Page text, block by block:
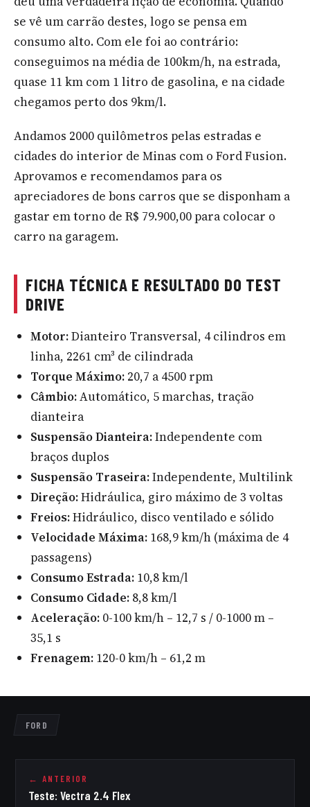
se vê um carrão destes, logo se pensa em
consumo alto. Com ele foi ao contrário:
conseguimos na média de 100km/h, na estrada,
quase 11 km com 1 litro de gasolina, e na cidade
chegamos perto dos 9km/l.
Andamos 2000 quilômetros pelas estradas e
cidades do interior de Minas com o Ford Fusion.
Aprovamos e recomendamos para os
apreciadores de bons carros que se disponham a
gastar em torno de R$ 79.900,00 para colocar o
carro na garagem.
FICHA TÉCNICA E RESULTADO DO TEST
DRIVE
Motor:Dianteiro Transversal, 4 cilindros em
linha, 2261 cm³ de cilindrada
Torque Máximo:20,7 a 4500 rpm
Câmbio:Automático, 5 marchas, tração
dianteira
Suspensão Dianteira:Independente com
braços duplos
Suspensão Traseira:Independente, Multilink
Direção:Hidráulica, giro máximo de 3 voltas
Freios:Hidráulico, disco ventilado e sólido
Velocidade Máxima:168,9 km/h (máxima de 4
passagens)
Consumo Estrada:10,8 km/l
Consumo Cidade:8,8 km/l
Aceleração:0-100 km/h – 12,7 s / 0-1000 m –
35,1 s
Frenagem:120-0 km/h – 61,2 m
FORD
← ANTERIOR
Teste: Vectra 2.4 Flex